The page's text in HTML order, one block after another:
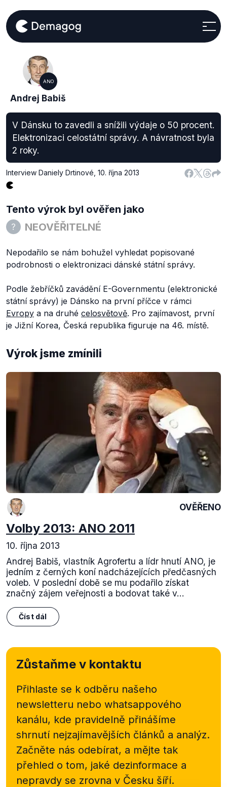
ANO
Andrej Babiš
V Dánsku to zavedli a snížili výdaje o 50 procent.
Elektronizaci celostátní správy. A návratnost byla
2 roky.
Interview Daniely Drtinové 10. října 2013
Tento výrok byl ověřen jako
NEOVĚŘITELNÉ
Nepodařilo se nám bohužel vyhledat popisované
podrobnosti o elektronizaci dánské státní správy.
Podle žebříčků zavádění E-Governmentu (elektronické
státní správy) je Dánsko na první příčce v rámci
Evropy a na druhé celosvětově. Pro zajímavost, první
je Jižní Korea, Česká republika figuruje na 46. místě.
Výrok jsme zmínili
OVĚŘENO
Volby 2013: ANO 2011
10. října 2013
Andrej Babiš, vlastník Agrofertu a lídr hnutí ANO, je
jedním z černých koní nadcházejících předčasných
voleb. V poslední době se mu podařilo získat
značný zájem veřejnosti a bodovat také v...
Číst dál
Zůstaňme v kontaktu
Přihlaste se k odběru našeho
newsletteru nebo whatsappového
kanálu, kde pravidelně přinášíme
shrnutí nejzajímavějších článků a analýz.
Začněte nás odebírat, a mějte tak
přehled o tom, jaké dezinformace a
nepravdy se zrovna v Česku šíří.